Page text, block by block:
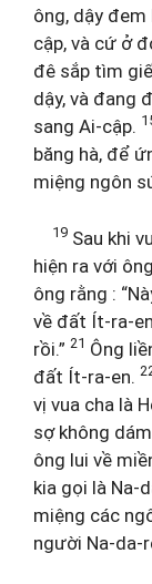
ông, dậy
cập, và cứ ở
đê sắp tìm
dậy, và đang
sang Ai-cập.
băng hà, để
miệng ngôn
19 Sau khi
hiện ra với
ông rằng :
về đất Ít-ra-
rồi.” 21 Ông
đất Ít-ra-en.
vị vua cha là
sợ không
ông lui về
kia gọi là Na-
miệng các
người Na-da-